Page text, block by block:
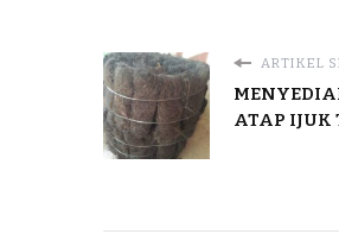
ARTIKEL
ATAP IJUK